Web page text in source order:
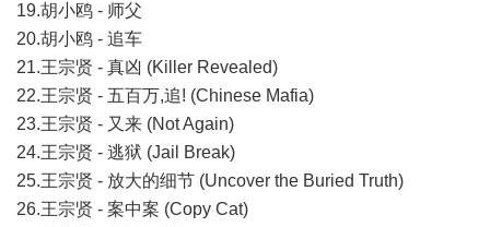
19.胡小鸥 - 师父
20.胡小鸥 - 追车
21.王宗贤 - 真凶 (Killer Revealed)
22.王宗贤 - 五百万,追! (Chinese Mafia)
23.王宗贤 - 又来 (Not Again)
24.王宗贤 - 逃狱 (Jail Break)
25.王宗贤 - 放大的细节 (Uncover the Buried Truth)
26.王宗贤 - 案中案 (Copy Cat)